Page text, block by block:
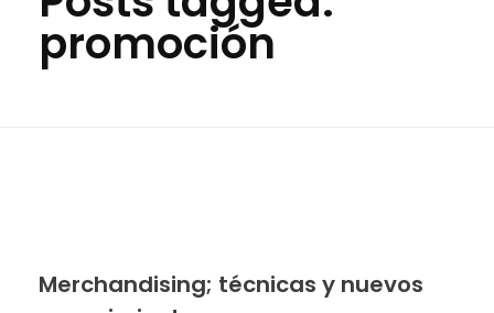
promoción
Merchandising; técnicas y nuevos